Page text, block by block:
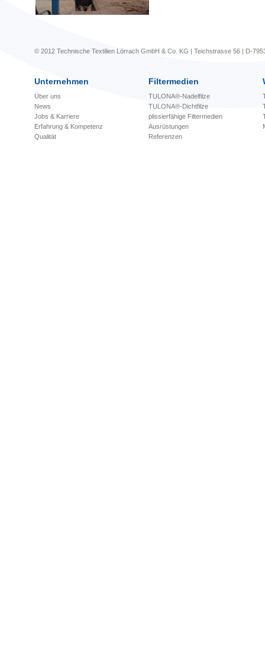
© 2012 Technische Textilien Lörrach GmbH & Co. KG | Teichstrasse 56 | D-
Unternehmen Filtermedien
Über uns
News
Jobs & Karriere
Erfahrung & Kompetenz
Qualität
TULONA®-Nadelfilze
TULONA®-Dichtfilze
plissierfähige Filtermedien
Ausrüstungen
Referenzen